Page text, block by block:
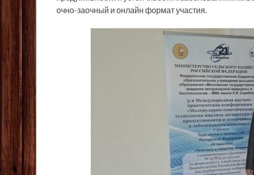
очно-заочный и онлайн формат участия.